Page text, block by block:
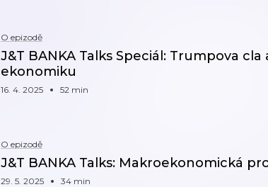
O epizodě
J&T BANKA Talks Speciál: Trumpova
ekonomiku
16. 4. 2025 52 min
O epizodě
J&T BANKA Talks: Makroekonomická
29. 5. 2025 34 min